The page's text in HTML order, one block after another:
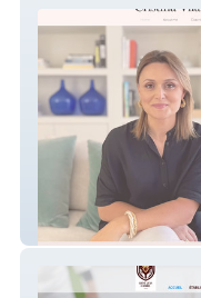
Cristina Vilarinho